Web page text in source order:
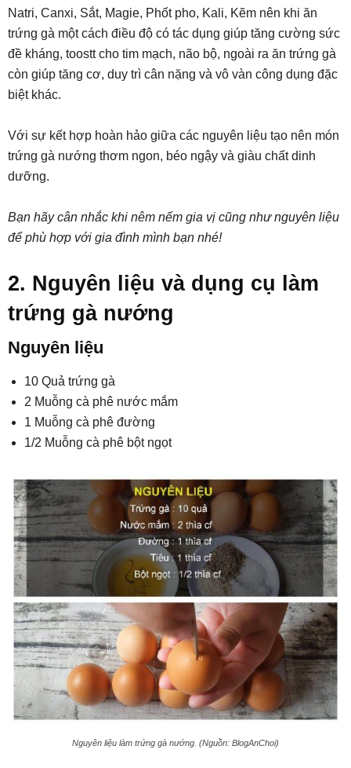
Natri, Canxi, Sắt, Magie, Phốt pho, Kali, Kẽm nên khi ăn
trứng gà một cách điều độ có tác dụng giúp tăng cường sức
đề kháng, toostt cho tim mạch, não bộ, ngoài ra ăn trứng gà
còn giúp tăng cơ, duy trì cân nặng và vô vàn công dụng đặc
biệt khác.
Với sự kết hợp hoàn hảo giữa các nguyên liệu tạo nên món
trứng gà nướng thơm ngon, béo ngậy và giàu chất dinh
dưỡng.
Bạn hãy cân nhắc khi nêm nếm gia vị cũng như nguyên liệu
để phù hợp với gia đình mình bạn nhé!
2. Nguyên liệu và dụng cụ làm
trứng gà nướng
Nguyên liệu
10 Quả trứng gà
2 Muỗng cà phê nước mắm
1 Muỗng cà phê đường
1/2 Muỗng cà phê bột ngọt
Nguyên liệu làm trứng gà nướng. (Nguồn: BlogAnChoi)